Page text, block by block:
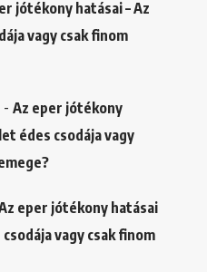
jótékony hatásai – Az
vagy csak finom
- Az eper jótékony
édes csodája vagy
eper jótékony hatásai
vagy csak finom